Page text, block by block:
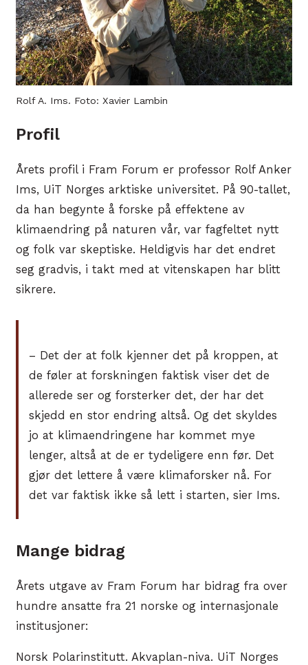
Rolf A. Ims. Foto: Xavier Lambin
Profil
Årets profil i Fram Forum er professor Rolf Anker
Ims, UiT Norges arktiske universitet. På 90-tallet,
da han begynte å forske på effektene av
klimaendring på naturen vår, var fagfeltet nytt
og folk var skeptiske. Heldigvis har det endret
seg gradvis, i takt med at vitenskapen har blitt
sikrere.
– Det der at folk kjenner det på kroppen, at
de føler at forskningen faktisk viser det de
allerede ser og forsterker det, der har det
skjedd en stor endring altså. Og det skyldes
jo at klimaendringene har kommet mye
lenger, altså at de er tydeligere enn før. Det
gjør det lettere å være klimaforsker nå. For
det var faktisk ikke så lett i starten, sier Ims.
Mange bidrag
Årets utgave av Fram Forum har bidrag fra over
hundre ansatte fra 21 norske og internasjonale
institusjoner:
Norsk Polarinstitutt. Akvaplan-niva. UiT Norges